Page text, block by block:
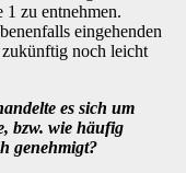
zu entnehmen.
eingehenden
noch leicht
es sich um
bzw. wie häufig
genehmigt?